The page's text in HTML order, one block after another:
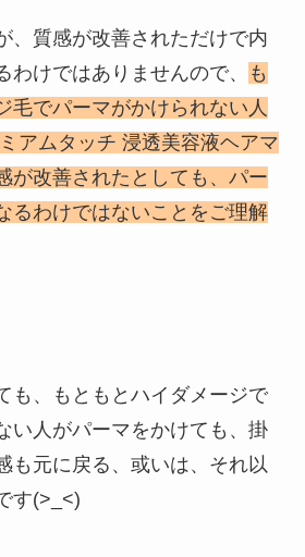
、質感が改善されただけで内
わけではありませんので、
も
毛でパーマがかけられない人
アムタッチ 浸透美容液ヘアマ
が改善されたとしても、パー
るわけではないことをご理解
も、もともとハイダメージで
い人がパーマをかけても、掛
も元に戻る、或いは、それ以
す(>_<)